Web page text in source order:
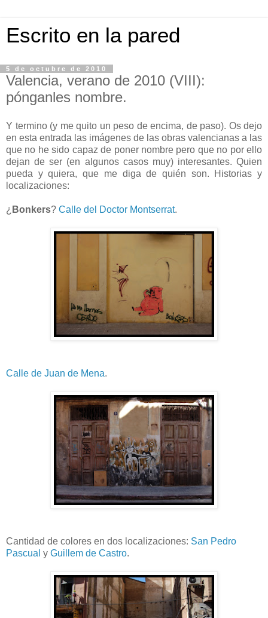
Escrito en la pared
5 de octubre de 2010
Valencia, verano de 2010 (VIII):
pónganles nombre.
Y termino (y me quito un peso de encima, de paso). Os dejo
en esta entrada las imágenes de las obras valencianas a las
que no he sido capaz de poner nombre pero que no por ello
dejan de ser (en algunos casos muy) interesantes. Quien
pueda y quiera, que me diga de quién son. Historias y
localizaciones:
¿ Bonkers? Calle del Doctor Montserrat.
Calle de Juan de Mena.
Cantidad de colores en dos localizaciones: San Pedro
Pascual y Guillem de Castro.